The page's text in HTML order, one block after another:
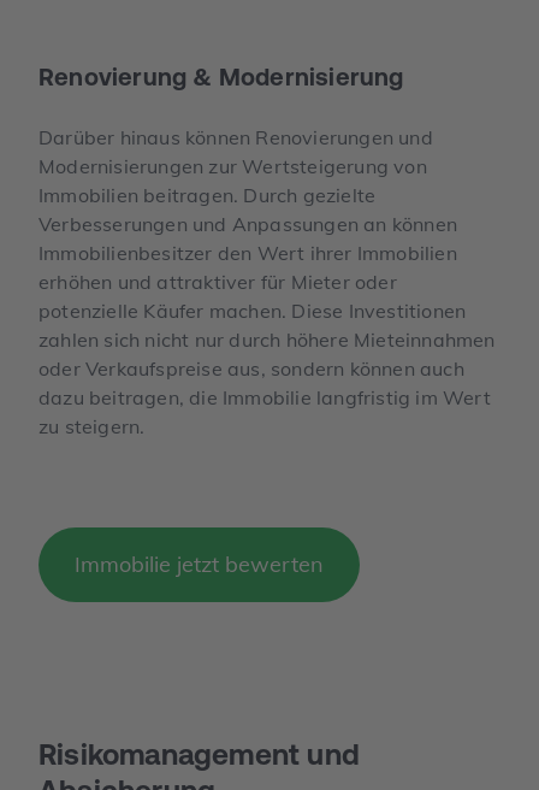
Renovierung & Modernisierung
Darüber hinaus können Renovierungen und
Modernisierungen zur Wertsteigerung von
Immobilien beitragen. Durch gezielte
Verbesserungen und Anpassungen an können
Immobilienbesitzer den Wert ihrer Immobilien
erhöhen und attraktiver für Mieter oder
potenzielle Käufer machen. Diese Investitionen
zahlen sich nicht nur durch höhere Mieteinnahmen
oder Verkaufspreise aus, sondern können auch
dazu beitragen, die Immobilie langfristig im Wert
zu steigern.
Immobilie jetzt bewerten
Risiko­­management und